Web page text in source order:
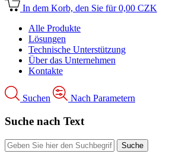
In dem Korb, den Sie für 0,00 CZK
Alle Produkte
Lösungen
Technische Unterstützung
Über das Unternehmen
Kontakte
Suchen Nach Parametern
Suche nach Text